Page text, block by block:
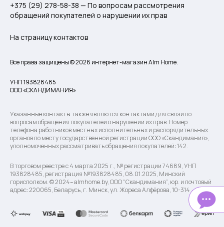
+375 (29) 278-58-38 — По вопросам рассмотрения
обращений покупателей о нарушении их прав
На страницу контактов
Все права защищены © 2026 интернет-магазин Alm Home.
УНП 193828485
ООО «СКАНДИМАНИЯ»
Указанные контакты также являются контактами для связи по
вопросам обращения покупателей о нарушении их прав. Номер
телефона работников местных исполнительных и распорядительных
органов по месту государственной регистрации ООО «Скандимания»,
уполномоченных рассматривать обращения покупателей: 142.
В торговом реестре с 4 марта 2025 г., № регистрации 74689, УНП
193828485, регистрация №193828485, 08.01.2025, Минский
горисполком. © 2024– almhome.by, ООО “Скандимания”, юр. и почтовый
адрес: 220065, Беларусь, г. Минск, ул. Жореса Алфёрова, 10-314